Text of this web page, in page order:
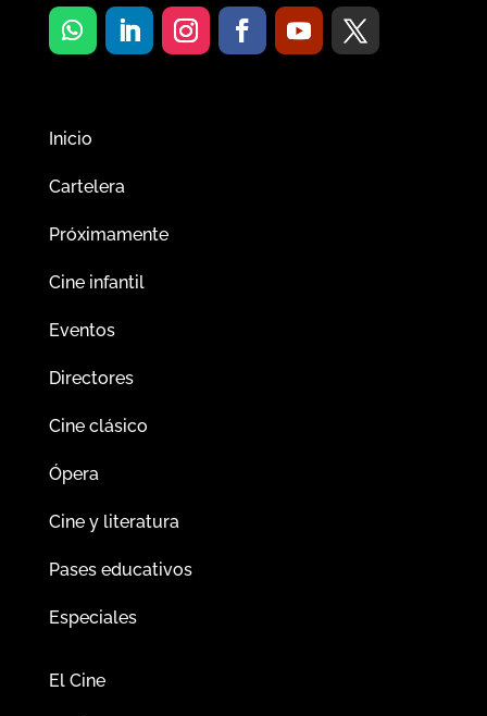
Inicio
Cartelera
Próximamente
Cine infantil
Eventos
Directores
Cine clásico
Ópera
Cine y literatura
Pases educativos
Especiales
El Cine